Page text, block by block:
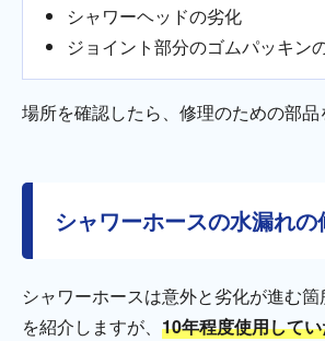
シャワーヘッドの劣化
ジョイント部分のゴムパッキン
場所を確認したら、修理のための部品
シャワーホースの水漏れ
シャワーホースは意外と劣化が進む
を紹介しますが、 10年程度使用して